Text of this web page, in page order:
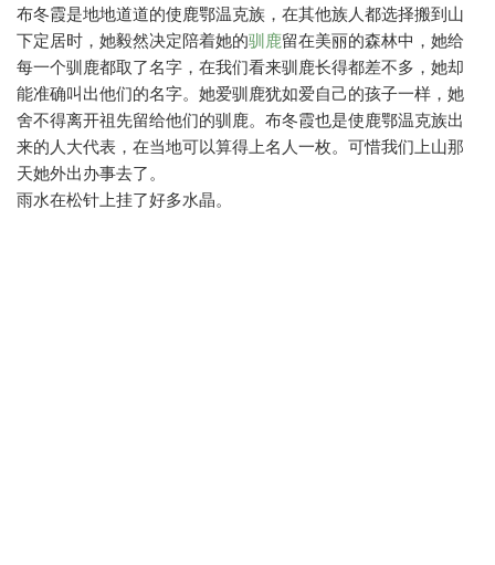
布冬霞是地地道道的使鹿鄂温克族，在其他族人都选择搬到山
下定居时，她毅然决定陪着她的驯鹿留在美丽的森林中，她给
每一个驯鹿都取了名字，在我们看来驯鹿长得都差不多，她却
能准确叫出他们的名字。她爱驯鹿犹如爱自己的孩子一样，她
舍不得离开祖先留给他们的驯鹿。布冬霞也是使鹿鄂温克族出
来的人大代表，在当地可以算得上名人一枚。可惜我们上山那
天她外出办事去了。
雨水在松针上挂了好多水晶。